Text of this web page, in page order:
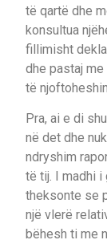
të qartë dhe
konsultua
fillimisht
dhe pastaj
të
Pra, ai e di
në det dhe
ndryshim
të tij. I madhi
theksonte se
një vlerë
bëhesh ti me